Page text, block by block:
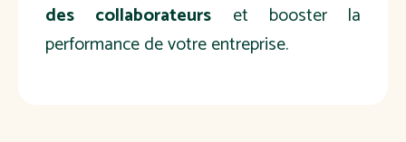
des collaborateurs et booster la
performance de votre entreprise.